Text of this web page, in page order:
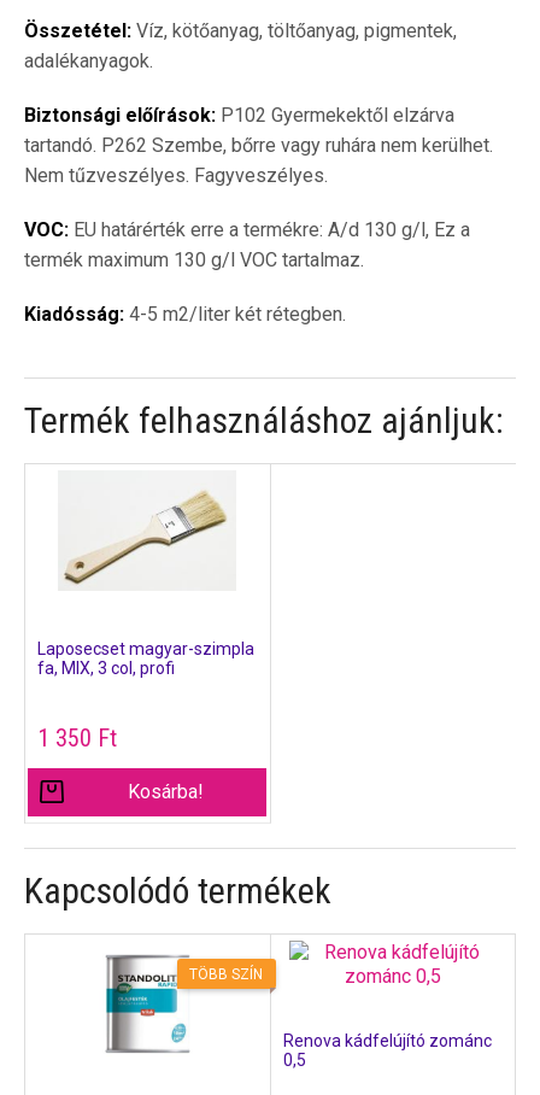
Összetétel: Víz, kötőanyag, töltőanyag, pigmentek,
adalékanyagok.
Biztonsági előírások: P102 Gyermekektől elzárva
tartandó. P262 Szembe, bőrre vagy ruhára nem kerülhet.
Nem tűzveszélyes. Fagyveszélyes.
VOC: EU határérték erre a termékre: A/d 130 g/l, Ez a
termék maximum 130 g/l VOC tartalmaz.
Kiadósság: 4-5 m2/liter két rétegben.
Termék felhasználáshoz ajánljuk:
Laposecset magyar-szimpla
fa, MIX, 3 col, profi
1 350 Ft
Kosárba!
Kapcsolódó termékek
TÖBB SZÍN
Renova kádfelújító zománc
0,5